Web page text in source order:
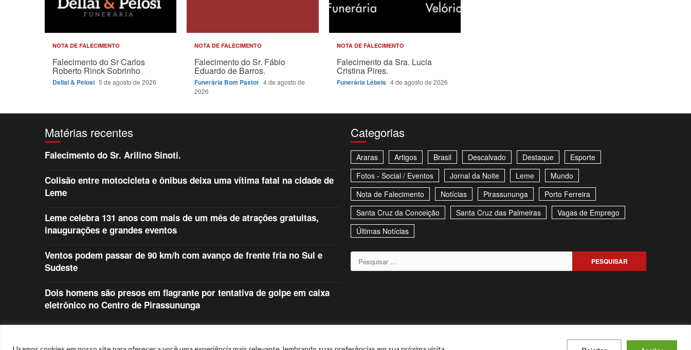
NOTA DE FALECIMENTO
Falecimento do Sr Carlos
Roberto Rinck Sobrinho
Dellai & Pelosi 5 de agosto de 2026
NOTA DE FALECIMENTO
Falecimento do Sr. Fábio
Eduardo de Barros.
Funerária Bom Pastor 4 de agosto de
2026
NOTA DE FALECIMENTO
Falecimento da Sra. Lucia
Cristina Pires.
Funerária Lébeis 4 de agosto de 2026
Matérias recentes
Falecimento do Sr. Arilino Sinoti.
Colisão entre motocicleta e ônibus deixa uma vítima fatal na cidade de
Leme
Leme celebra 131 anos com mais de um mês de atrações gratuitas,
inaugurações e grandes eventos
Ventos podem passar de 90 km/h com avanço de frente fria no Sul e
Sudeste
Dois homens são presos em flagrante por tentativa de golpe em caixa
eletrônico no Centro de Pirassununga
Categorias
Araras Artigos Brasil Descalvado Destaque
Esporte
Fotos - Social / Eventos
Jornal da Noite Leme
Mundo
Nota de Falecimento
Notícias Pirassununga
Porto Ferreira
Santa Cruz da Conceição
Santa Cruz das Palmeiras
Vagas de Emprego
Últimas Notícias
Pesquisar
por:
Sitemap Política de Privacidade Contato Stories Facebook
Youtube